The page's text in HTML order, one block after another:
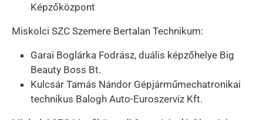
Képzőközpont
Miskolci SZC Szemere Bertalan Technikum:
Garai Boglárka Fodrász, duális képzőhelye Big
Beauty Boss Bt.
Kulcsár Tamás Nándor Gépjárműmechatronikai
technikus Balogh Auto-Euroszervíz Kft.